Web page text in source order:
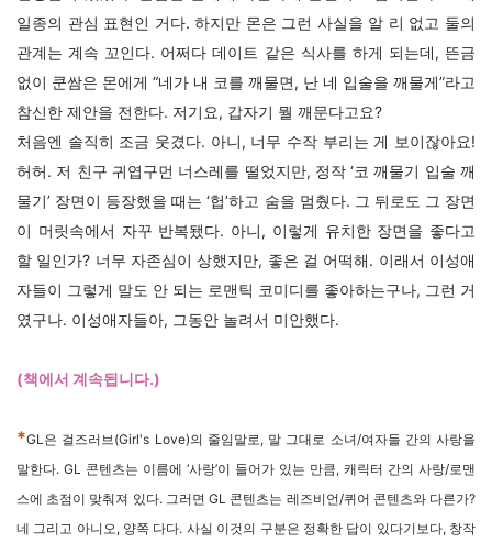
일종의 관심 표현인 거다. 하지만 몬은 그런 사실을 알 리 없고 둘의
관계는 계속 꼬인다. 어쩌다 데이트 같은 식사를 하게 되는데, 뜬금
없이 쿤쌈은 몬에게 “네가 내 코를 깨물면, 난 네 입술을 깨물게”라고
참신한 제안을 전한다. 저기요, 갑자기 뭘 깨문다고요?
처음엔 솔직히 조금 웃겼다. 아니, 너무 수작 부리는 게 보이잖아요!
허허. 저 친구 귀엽구먼 너스레를 떨었지만, 정작 ‘코 깨물기 입술 깨
물기’ 장면이 등장했을 때는 ‘헙’하고 숨을 멈췄다. 그 뒤로도 그 장면
이 머릿속에서 자꾸 반복됐다. 아니, 이렇게 유치한 장면을 좋다고
할 일인가? 너무 자존심이 상했지만, 좋은 걸 어떡해. 이래서 이성애
자들이 그렇게 말도 안 되는 로맨틱 코미디를 좋아하는구나, 그런 거
였구나. 이성애자들아, 그동안 놀려서 미안했다.
(책에서 계속됩니다.)
*GL은 걸즈러브(Girl's Love)의 줄임말로, 말 그대로 소녀/여자들 간의 사랑을
말한다. GL 콘텐츠는 이름에 ‘사랑’이 들어가 있는 만큼, 캐릭터 간의 사랑/로맨
스에 초점이 맞춰져 있다. 그러면 GL 콘텐츠는 레즈비언/퀴어 콘텐츠와 다른가?
네 그리고 아니오, 양쪽 다다. 사실 이것의 구분은 정확한 답이 있다기보다, 창작